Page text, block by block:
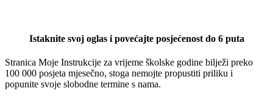
Istaknite svoj oglas i povećajte posjećenost do 6 puta
Stranica Moje Instrukcije za vrijeme školske godine bilježi preko
100 000 posjeta mjesečno, stoga nemojte propustiti priliku i
popunite svoje slobodne termine s nama.